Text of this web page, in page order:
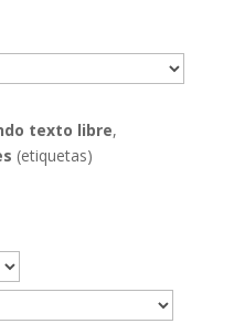
texto libre,
(etiquetas)